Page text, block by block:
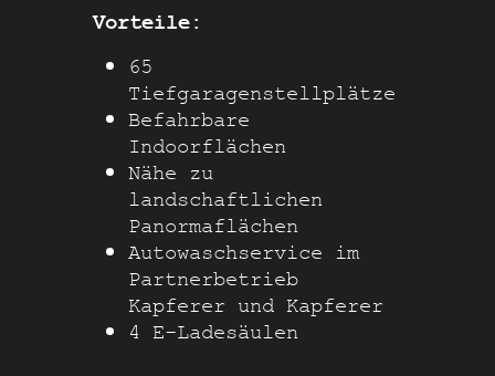
Vorteile:
65
Tiefgaragenstellplätze
Befahrbare
Indoorflächen
Nähe zu
landschaftlichen
Panormaflächen
Autowaschservice im
Partnerbetrieb
Kapferer und Kapferer
4 E-Ladesäulen